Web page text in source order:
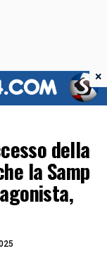
della
la Samp
×